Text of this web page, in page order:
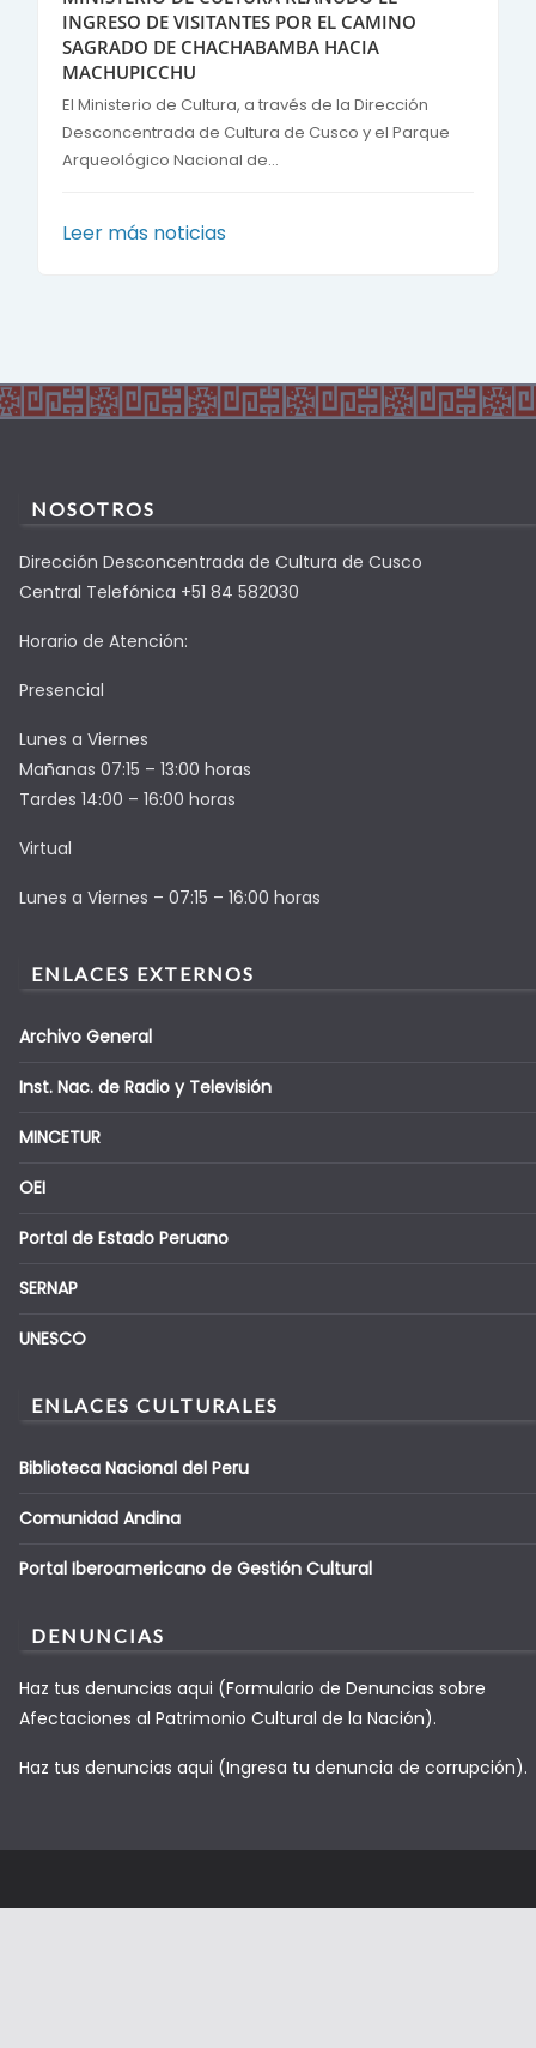
INGRESO DE VISITANTES POR EL CAMINO
SAGRADO DE CHACHABAMBA HACIA
MACHUPICCHU
El Ministerio de Cultura, a través de la Dirección
Desconcentrada de Cultura de Cusco y el Parque
Arqueológico Nacional de...
Leer más noticias
NOSOTROS
Dirección Desconcentrada de Cultura de Cusco
Central Telefónica +51 84 582030
Horario de Atención:
Presencial
Lunes a Viernes
Mañanas 07:15 – 13:00 horas
Tardes 14:00 – 16:00 horas
Virtual
Lunes a Viernes – 07:15 – 16:00 horas
ENLACES EXTERNOS
Archivo General
Inst. Nac. de Radio y Televisión
MINCETUR
OEI
Portal de Estado Peruano
SERNAP
UNESCO
ENLACES CULTURALES
Biblioteca Nacional del Peru
Comunidad Andina
Portal Iberoamericano de Gestión Cultural
DENUNCIAS
Haz tus denuncias aqui (Formulario de Denuncias sobre
Afectaciones al Patrimonio Cultural de la Nación).
Haz tus denuncias aqui (Ingresa tu denuncia de corrupción).